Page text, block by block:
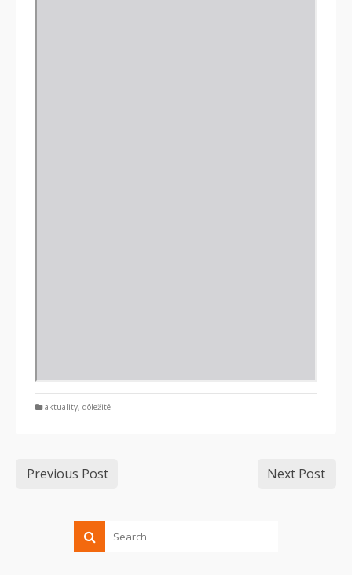
aktuality, dôležité
Previous Post Next Post